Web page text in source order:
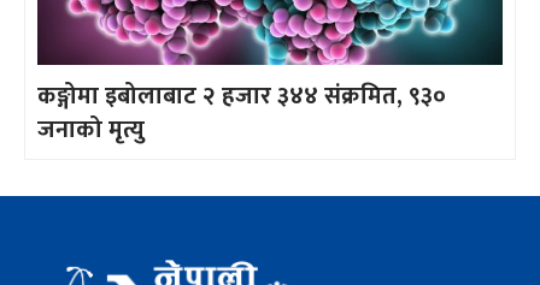
कङ्गोमा इबोलाबाट २ हजार ३४४ संक्रमित, ९३०
जनाको मृत्यु